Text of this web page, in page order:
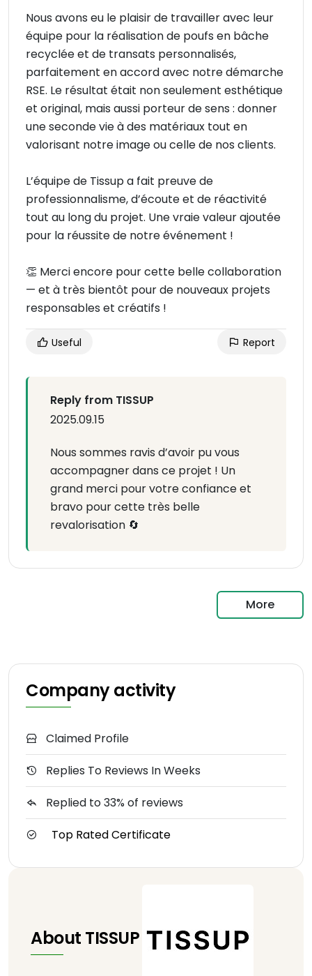
Nous avons eu le plaisir de travailler avec leur
équipe pour la réalisation de poufs en bâche
recyclée et de transats personnalisés,
parfaitement en accord avec notre démarche
RSE. Le résultat était non seulement esthétique
et original, mais aussi porteur de sens : donner
une seconde vie à des matériaux tout en
valorisant notre image ou celle de nos clients.
L’équipe de Tissup a fait preuve de
professionnalisme, d’écoute et de réactivité
tout au long du projet. Une vraie valeur ajoutée
pour la réussite de notre événement !
👏 Merci encore pour cette belle collaboration
— et à très bientôt pour de nouveaux projets
responsables et créatifs !
Useful Report
Reply from TISSUP
2025.09.15
Nous sommes ravis d’avoir pu vous
accompagner dans ce projet ! Un
grand merci pour votre confiance et
bravo pour cette très belle
revalorisation 🔄
More
Company activity
Claimed Profile
Replies To Reviews In Weeks
Replied to 33% of reviews
Top Rated Certificate
About TISSUP